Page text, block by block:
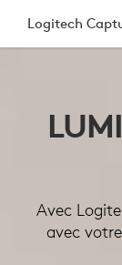
Logitech
Avec
avec